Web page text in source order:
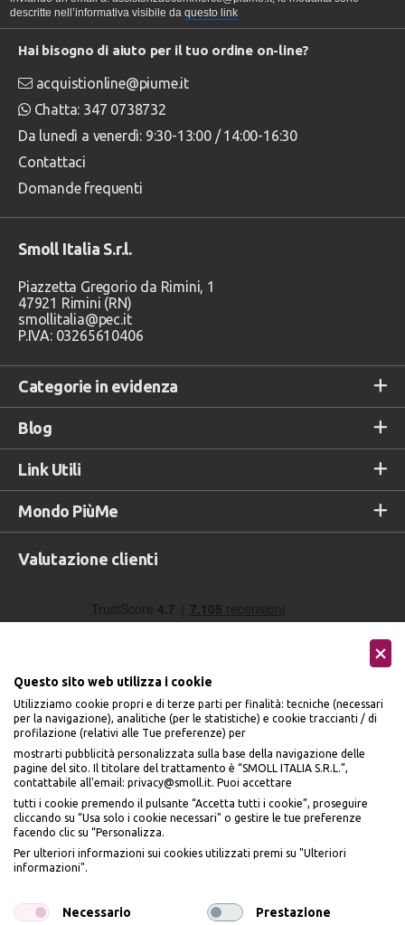
descritte nell’informativa visibile da questo link
Categorie in evidenza
Blog
Link Utili
Mondo PiùMe
Hai bisogno di aiuto per il tuo ordine on-line?
acquistionline@piume.it
Chatta: 347 0738732
Da lunedì a venerdì: 9:30-13:00 / 14:00-16:30
Contattaci
Domande frequenti
Smoll Italia S.r.l.
Piazzetta Gregorio da Rimini, 1
47921 Rimini (RN)
smollitalia@pec.it
P.IVA: 03265610406
Valutazione clienti
Accettiamo
Seguici sui social
Questo sito web utilizza i cookie
Utilizziamo cookie propri e di terze parti per finalità: tecniche (necessari
per la navigazione), analitiche (per le statistiche) e cookie traccianti / di
profilazione (relativi alle Tue preferenze) per
mostrarti pubblicità personalizzata sulla base della navigazione delle
pagine del sito. Il titolare del trattamento è “SMOLL ITALIA S.R.L.”,
contattabile all'email: privacy@smoll.it. Puoi accettare
tutti i cookie premendo il pulsante “Accetta tutti i cookie”, proseguire
cliccando su “Usa solo i cookie necessari" o gestire le tue preferenze
facendo clic su “Personalizza.
Per ulteriori informazioni sui cookies utilizzati premi su "Ulteriori
informazioni".
Necessario Prestazione
BENVENUTO DA
PIÙME
IL10% DI SCONTO